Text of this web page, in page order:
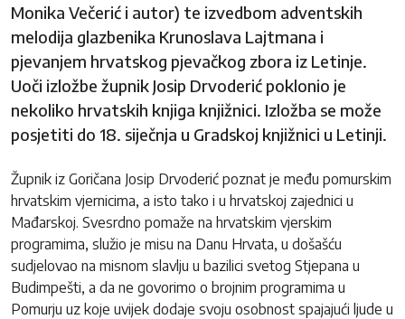
Monika Večerić i autor) te izvedbom adventskih
melodija glazbenika Krunoslava Lajtmana i
pjevanjem hrvatskog pjevačkog zbora iz Letinje.
Uoči izložbe župnik Josip Drvoderić poklonio je
nekoliko hrvatskih knjiga knjižnici. Izložba se može
posjetiti do 18. siječnja u Gradskoj knjižnici u Letinji.
Župnik iz Goričana Josip Drvoderić poznat je među pomurskim
hrvatskim vjernicima, a isto tako i u hrvatskoj zajednici u
Mađarskoj. Svesrdno pomaže na hrvatskim vjerskim
programima, služio je misu na Danu Hrvata, u došašću
sudjelovao na misnom slavlju u bazilici svetog Stjepana u
Budimpešti, a da ne govorimo o brojnim programima u
Pomurju uz koje uvijek dodaje svoju osobnost spajajući ljude u